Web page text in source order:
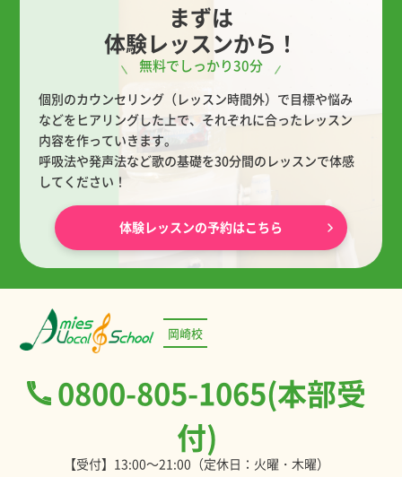
まずは
体験レッスンから！
無料でしっかり30分
個別のカウンセリング（レッスン時間外）で目標や悩み
などをヒアリングした上で、 それぞれに合ったレッスン
内容を作っていきます。
呼吸法や発声法など歌の基礎を30分間のレッスンで体感
してください！
体験レッスンの予約はこちら
岡崎校
0800-805-1065(本部受
付)
【受付】13:00～21:00（定休日：火曜・木曜）